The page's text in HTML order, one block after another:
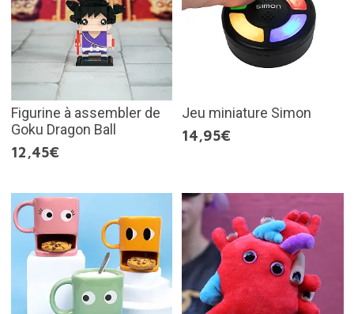
Figurine à assembler de
Goku Dragon Ball
12,45€
Jeu miniature Simon
14,95€